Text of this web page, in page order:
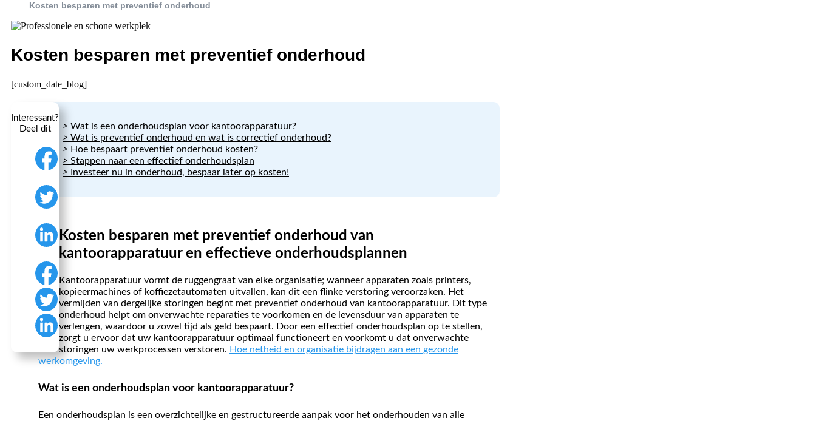
Kosten besparen met preventief onderhoud
Kosten besparen met preventief onderhoud
[custom_date_blog]
Interessant?
Deel dit
Wat is een onderhoudsplan voor kantoorapparatuur?
Wat is preventief onderhoud en wat is correctief onderhoud?
Hoe bespaart preventief onderhoud kosten?
Stappen naar een effectief onderhoudsplan
Investeer nu in onderhoud, bespaar later op kosten!
Kosten besparen met preventief onderhoud van
kantoorapparatuur en effectieve onderhoudsplannen
Kantoorapparatuur vormt de ruggengraat van elke organisatie; wanneer apparaten zoals printers,
kopieermachines of koffiezetautomaten uitvallen, kan dit een flinke verstoring veroorzaken. Het
vermijden van dergelijke storingen begint met preventief onderhoud van kantoorapparatuur. Dit type
onderhoud helpt om onverwachte reparaties te voorkomen en de levensduur van apparaten te
verlengen, waardoor u zowel tijd als geld bespaart. Door een effectief onderhoudsplan op te stellen,
zorgt u ervoor dat uw kantoorapparatuur optimaal functioneert en voorkomt u dat onverwachte
storingen uw werkprocessen verstoren. Hoe netheid en organisatie bijdragen aan een gezonde
werkomgeving.
Wat is een onderhoudsplan voor kantoorapparatuur?
Een onderhoudsplan is een overzichtelijke en gestructureerde aanpak voor het onderhouden van alle